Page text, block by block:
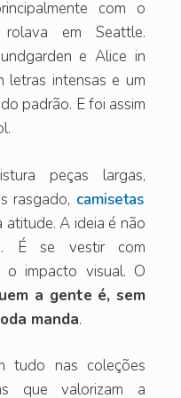
com o
em Seattle.
e Alice in
letras intensas e um
padrão. E foi assim
peças largas,
rasgado, camisetas
atitude. A ideia é não
É se vestir com
o impacto visual. O
a gente é, sem
manda.
tudo nas coleções
que valorizam a